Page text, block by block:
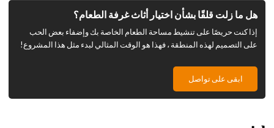
هل ما زلت قلقًا بشأن اختيار أثاث غرفة الطعام؟
إذا كنت حريصًا على تنشيط مساحة الطعام الخاصة بك وإضفاء بعض الحب
على التصميم لهذه المنطقة ، فهذا هو الوقت المثالي لبدء مثل هذا المشروع!
ابقى على تواصل